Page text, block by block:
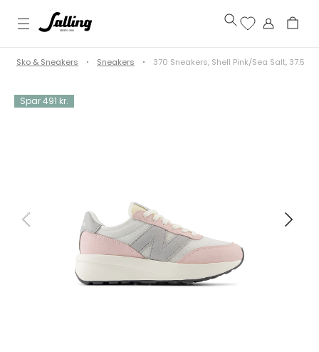
Sko & Sneakers Sneakers 370 Sneakers, Shell Pink/Sea Salt, 37.5
Spar 491 kr.